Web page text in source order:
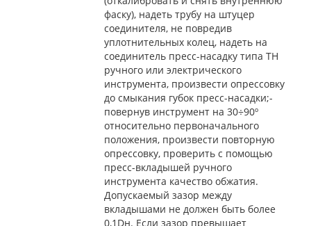
фаску), надеть трубу на штуцер
соединителя, не повредив
уплотнительных колец, надеть на
соединитель пресс-насадку типа ТН
ручного или электрического
инструмента, произвести опрессовку
до смыкания губок пресс-насадки;-
повернув инструмент на 30÷90º
относительно первоначального
положения, произвести повторную
опрессовку, проверить с помощью
пресс-вкладышей ручного
инструмента качество обжатия.
Допускаемый зазор между
вкладышами не должен быть более
0,1Dн. Если зазор превышает